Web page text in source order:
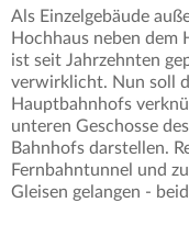
Als Einzelgebäude
Hochhaus neben dem
ist seit Jahrzehnten
verwirklicht. Nun soll
Hauptbahnhofs
unteren Geschosse
Bahnhofs darstellen.
Fernbahntunnel und
Gleisen gelangen -